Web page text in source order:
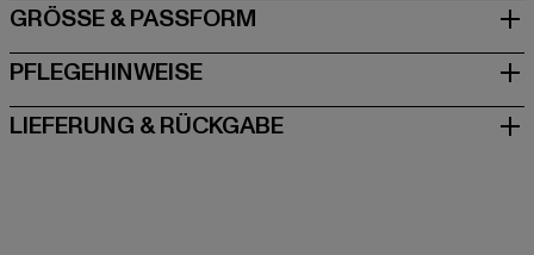
GRÖSSE & PASSFORM
PFLEGEHINWEISE
LIEFERUNG & RÜCKGABE